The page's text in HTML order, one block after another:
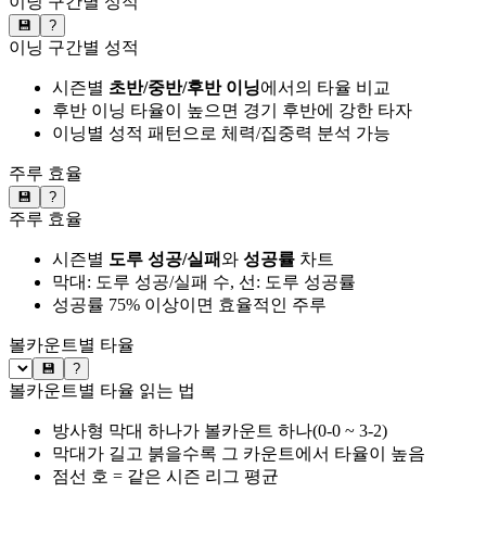
💾 ?
이닝 구간별 성적
시즌별 초반/중반/후반 이닝에서의 타율 비교
후반 이닝 타율이 높으면 경기 후반에 강한 타자
이닝별 성적 패턴으로 체력/집중력 분석 가능
주루 효율
💾 ?
주루 효율
시즌별 도루 성공/실패와 성공률 차트
막대: 도루 성공/실패 수, 선: 도루 성공률
성공률 75% 이상이면 효율적인 주루
볼카운트별 타율
💾 ?
볼카운트별 타율 읽는 법
방사형 막대 하나가 볼카운트 하나(0-0 ~ 3-2)
막대가 길고 붉을수록 그 카운트에서 타율이 높음
점선 호 = 같은 시즌 리그 평균